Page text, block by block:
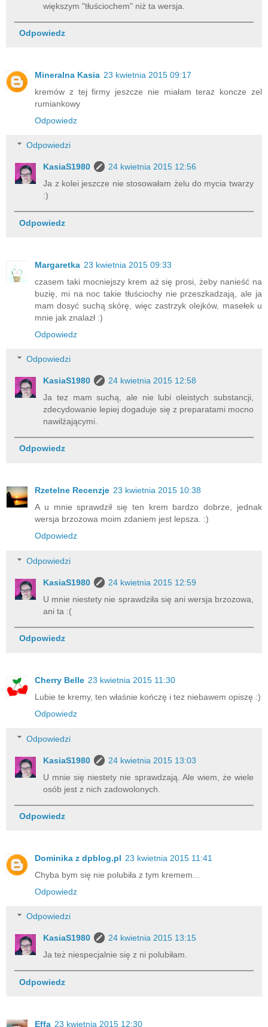
większym "tłuściochem" niż ta wersja.
Odpowiedz
Mineralna Kasia 23 kwietnia 2015 09:17
kremów z tej firmy jeszcze nie miałam teraz koncze zel
rumiankowy
Odpowiedz
Odpowiedzi
KasiaS1980
24 kwietnia 2015 12:56
Ja z kolei jeszcze nie stosowałam żelu do mycia twarzy
:)
Odpowiedz
Margaretka 23 kwietnia 2015 09:33
czasem taki mocniejszy krem aż się prosi, żeby nanieść na
buzię, mi na noc takie tłuściochy nie przeszkadzają, ale ja
mam dosyć suchą skórę, więc zastrzyk olejków, masełek u
mnie jak znalazł :)
Odpowiedz
Odpowiedzi
KasiaS1980
24 kwietnia 2015 12:58
Ja tez mam suchą, ale nie lubi oleistych substancji,
zdecydowanie lepiej dogaduje się z preparatami mocno
nawilżającymi.
Odpowiedz
Rzetelne Recenzje 23 kwietnia 2015 10:38
A u mnie sprawdził się ten krem bardzo dobrze, jednak
wersja brzozowa moim zdaniem jest lepsza. :)
Odpowiedz
Odpowiedzi
KasiaS1980
24 kwietnia 2015 12:59
U mnie niestety nie sprawdziła się ani wersja brzozowa,
ani ta :(
Odpowiedz
Cherry Belle 23 kwietnia 2015 11:30
Lubie te kremy, ten właśnie kończę i tez niebawem opiszę :)
Odpowiedz
Odpowiedzi
KasiaS1980
24 kwietnia 2015 13:03
U mnie się niestety nie sprawdzają. Ale wiem, że wiele
osób jest z nich zadowolonych.
Odpowiedz
Dominika z dpblog.pl 23 kwietnia 2015 11:41
Chyba bym się nie polubiła z tym kremem...
Odpowiedz
Odpowiedzi
KasiaS1980
24 kwietnia 2015 13:15
Ja też niespecjalnie się z ni polubiłam.
Odpowiedz
Effa 23 kwietnia 2015 12:30